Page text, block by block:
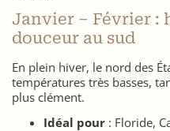
Janvier – Février :
douceur au sud
En plein hiver, le nord des
températures très basses,
plus clément.
Idéal pour : Floride,